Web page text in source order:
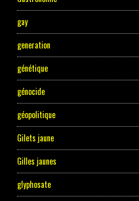
gay
generation
génétique
génocide
géopolitique
Gilets jaune
Gilles jaunes
glyphosate